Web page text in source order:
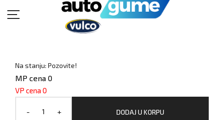
MOTO GUME
AUTO GUME
Na stanju: Pozovite!
MP cena 0
VP cena 0
- + DODAJ U KORPU